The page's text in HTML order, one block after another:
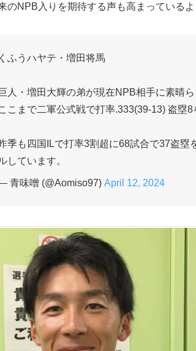
のNPB入りを期待する声も高まっているよ
くふうハヤテ・増田将馬
人・増田大輝の弟が現在NPB相手に素晴
こまで二軍公式戦で打率.333(39-13) 盗塁
季も四国ILで打率3割超に68試合で37盗
しています。
青味噌 (@Aomiso97) April 12, 2024